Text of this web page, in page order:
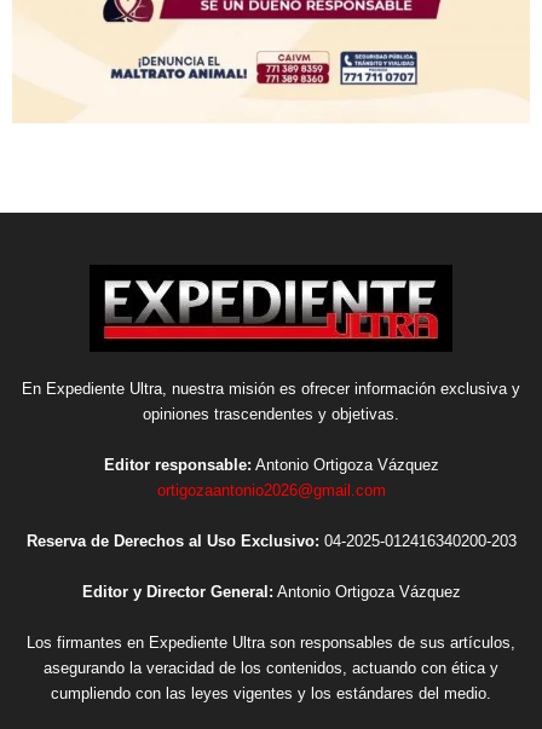
En Expediente Ultra, nuestra misión es ofrecer información exclusiva y
opiniones trascendentes y objetivas.
Editor responsable: Antonio Ortigoza Vázquez
ortigozaantonio2026@gmail.com
Reserva de Derechos al Uso Exclusivo: 04-2025-012416340200-203
Editor y Director General: Antonio Ortigoza Vázquez
Los firmantes en Expediente Ultra son responsables de sus artículos,
asegurando la veracidad de los contenidos, actuando con ética y
cumpliendo con las leyes vigentes y los estándares del medio.